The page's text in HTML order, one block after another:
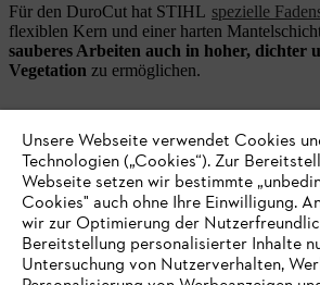
Für den DuroCut hat STIHL spezielle
flexiblen Kern und einer harten
sauberes Arbeiten auch in hoher, dichter
Vegetation zu ermöglichen.
Formen und Stärken befüllen. Je nach
DuroCut zwei oder vier Fadenstücke
KompatibleRasentrimmer, Freischneider
entnehmen Sie folgender Tabelle:
Unsere Webseite verwendet Cookies
Technologien („Cookies“). Zur
Webseite setzen wir bestimmte
Cookies" auch ohne Ihre Einwilligung.
wir zur Optimierung der
Bereitstellung personalisierter Inhalte
Untersuchung von Nutzerverhalten,